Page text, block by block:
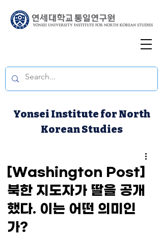
Yonsei Institute for North
Korean Studies
[Washington Post]
북한 지도자가 딸을 공개
했다. 이는 어떤 의미인
가?